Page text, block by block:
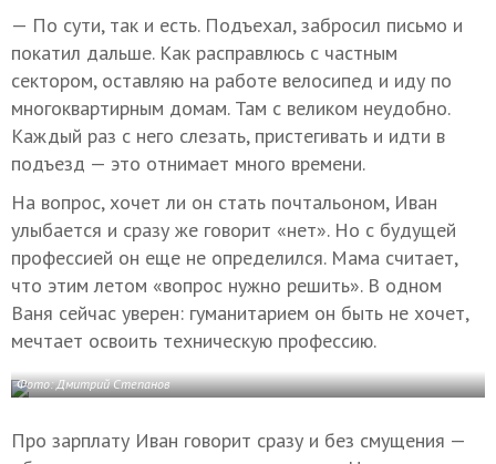
— По сути, так и есть. Подъехал, забросил письмо и
покатил дальше. Как расправлюсь с частным
сектором, оставляю на работе велосипед и иду по
многоквартирным домам. Там с великом неудобно.
Каждый раз с него слезать, пристегивать и идти в
подъезд — это отнимает много времени.
На вопрос, хочет ли он стать почтальоном, Иван
улыбается и сразу же говорит «нет». Но с будущей
профессией он еще не определился. Мама считает,
что этим летом «вопрос нужно решить». В одном
Ваня сейчас уверен: гуманитарием он быть не хочет,
мечтает освоить техническую профессию.
Фото: Дмитрий Степанов
Про зарплату Иван говорит сразу и без смущения —